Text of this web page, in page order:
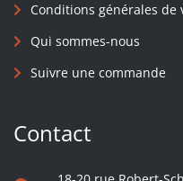
Conditions générales de
Qui sommes-nous
Suivre une commande
Contact